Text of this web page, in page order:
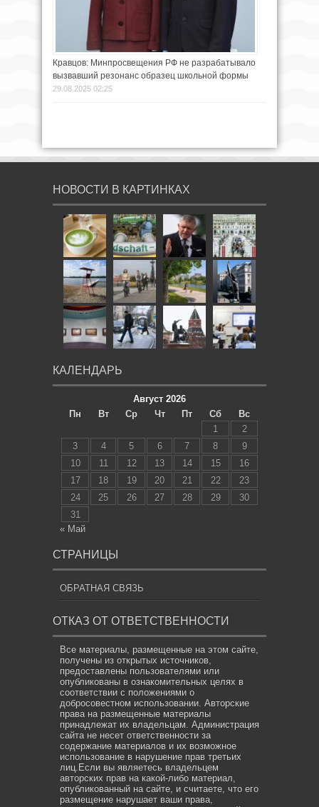
Кравцов: Минпросвещения РФ не разрабатывало
вызвавший резонанс образец школьной формы
29.08.2025 02:25
НОВОСТИ В КАРТИНКАХ
КАЛЕНДАРЬ
Август 2026
Пн
Вт Ср Чт Пт Сб
Вс
1
2
3
4 5 6 7 8
9
10
11 12 13 14 15
16
17
18 19 20 21 22
23
24
25 26 27 28 29
30
31
« Май
СТРАНИЦЫ
ОБРАТНАЯ СВЯЗЬ
ОТКАЗ ОТ ОТВЕТСТВЕННОСТИ
Все материалы, размещенные на этом сайте,
получены из открытых источников,
предоставлены пользователями или
опубликованы в ознакомительных целях в
соответствии с положениями о
добросовестном использовании. Авторские
права на размещенные материалы
принадлежат их владельцам. Администрация
сайта не несет ответственности за
содержание материалов и их возможное
использование в нарушение прав третьих
лиц.Если вы являетесь владельцем
авторских прав на какой-либо материал,
опубликованный на сайте, и считаете, что его
размещение нарушает ваши права,